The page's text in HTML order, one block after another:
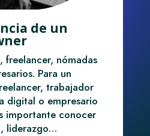
de un
freelancer, nómadas
Para un
trabajador
digital o empresario
importante conocer
liderazgo…